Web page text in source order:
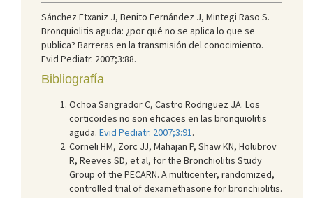
Sánchez Etxaniz J, Benito Fernández J, Mintegi Raso S.
Bronquiolitis aguda: ¿por qué no se aplica lo que se
publica? Barreras en la transmisión del conocimiento.
Evid Pediatr. 2007;3:88.
Bibliografía
Ochoa Sangrador C, Castro Rodriguez JA. Los
corticoides no son eficaces en las bronquiolitis
aguda. Evid Pediatr. 2007;3:91 .
Corneli HM, Zorc JJ, Mahajan P, Shaw KN, Holubrov
R, Reeves SD, et al, for the Bronchiolitis Study
Group of the PECARN. A multicenter, randomized,
controlled trial of dexamethasone for bronchiolitis.